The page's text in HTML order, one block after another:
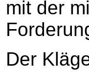
mit der
Der